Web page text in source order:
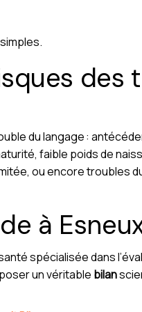
des
du langage :
faible poids de
ou encore troubles
à
spécialisée dans
un véritable bilan